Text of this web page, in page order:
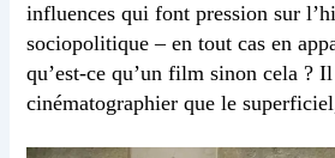
influences qui font pression sur
sociopolitique – en tout cas en
qu’est-ce qu’un film sinon cela ?
cinématographier que le